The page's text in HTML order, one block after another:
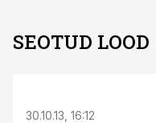
SEOTUD LOOD
30.10.13, 16:12